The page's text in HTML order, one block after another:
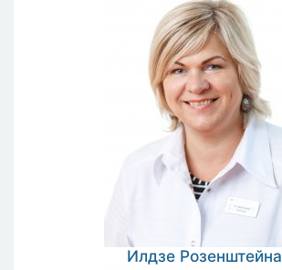
Илдзе Розенштейна